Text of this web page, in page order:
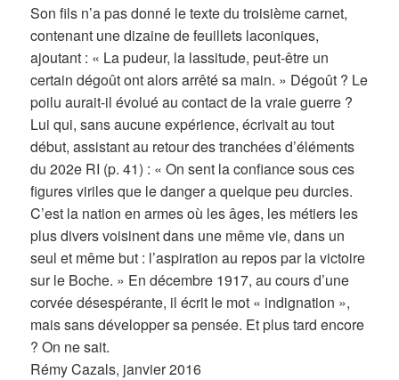
Son fils n’a pas donné le texte du troisième carnet,
contenant une dizaine de feuillets laconiques,
ajoutant : « La pudeur, la lassitude, peut-être un
certain dégoût ont alors arrêté sa main. » Dégoût ? Le
poilu aurait-il évolué au contact de la vraie guerre ?
Lui qui, sans aucune expérience, écrivait au tout
début, assistant au retour des tranchées d’éléments
du 202e RI (p. 41) : « On sent la confiance sous ces
figures viriles que le danger a quelque peu durcies.
C’est la nation en armes où les âges, les métiers les
plus divers voisinent dans une même vie, dans un
seul et même but : l’aspiration au repos par la victoire
sur le Boche. » En décembre 1917, au cours d’une
corvée désespérante, il écrit le mot « indignation »,
mais sans développer sa pensée. Et plus tard encore
? On ne sait.
Rémy Cazals, janvier 2016